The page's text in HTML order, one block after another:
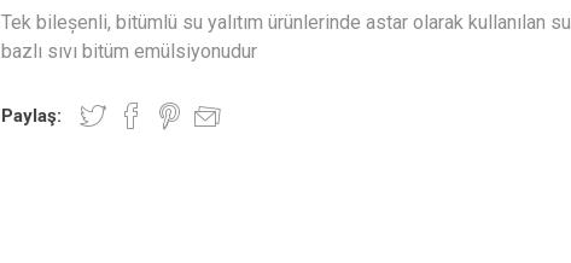
Tek bileșenli, bitümlü su yalıtım ürünlerinde astar olarak kullanılan su
bazlı sıvı bitüm emülsiyonudur
Paylaş: